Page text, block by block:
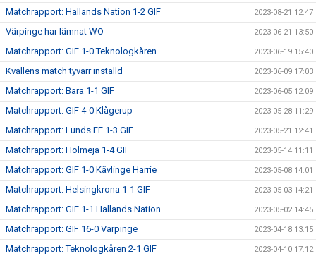
Matchrapport: Hallands Nation 1-2 GIF 2023-08-21 12:47
Värpinge har lämnat WO 2023-06-21 13:50
Matchrapport: GIF 1-0 Teknologkåren 2023-06-19 15:40
Kvällens match tyvärr inställd 2023-06-09 17:03
Matchrapport: Bara 1-1 GIF 2023-06-05 12:09
Matchrapport: GIF 4-0 Klågerup 2023-05-28 11:29
Matchrapport: Lunds FF 1-3 GIF 2023-05-21 12:41
Matchrapport: Holmeja 1-4 GIF 2023-05-14 11:11
Matchrapport: GIF 1-0 Kävlinge Harrie 2023-05-08 14:01
Matchrapport: Helsingkrona 1-1 GIF 2023-05-03 14:21
Matchrapport: GIF 1-1 Hallands Nation 2023-05-02 14:45
Matchrapport: GIF 16-0 Värpinge 2023-04-18 13:15
Matchrapport: Teknologkåren 2-1 GIF 2023-04-10 17:12